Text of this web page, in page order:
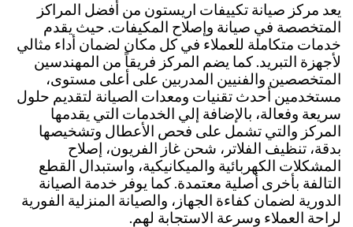
يعد مركز صيانة تكييفات اريستون من أفضل المراكز
المتخصصة في صيانة وإصلاح المكيفات. حيث يقدم
خدمات متكاملة للعملاء في كل مكان لضمان أداء مثالي
لأجهزة التبريد. كما يضم المركز فريقاً من المهندسين
المتخصصين والفنيين المدربين على أعلى مستوى،
مستخدمين أحدث تقنيات ومعدات الصيانة لتقديم حلول
سريعة وفعالة، بالإضافة إلي الخدمات التي يقدمها
المركز والتي تشمل على فحص الأعطال وتشخيصها
بدقة، تنظيف الفلاتر، شحن غاز الفريون، إصلاح
المشكلات الكهربائية والميكانيكية، واستبدال القطع
التالفة بأخرى أصلية معتمدة. كما يوفر خدمة الصيانة
الدورية لضمان كفاءة الجهاز، والصيانة المنزلية الفورية
لراحة العملاء وسرعة الاستجابة لهم.